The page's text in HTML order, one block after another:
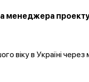
менеджера
в Україні через